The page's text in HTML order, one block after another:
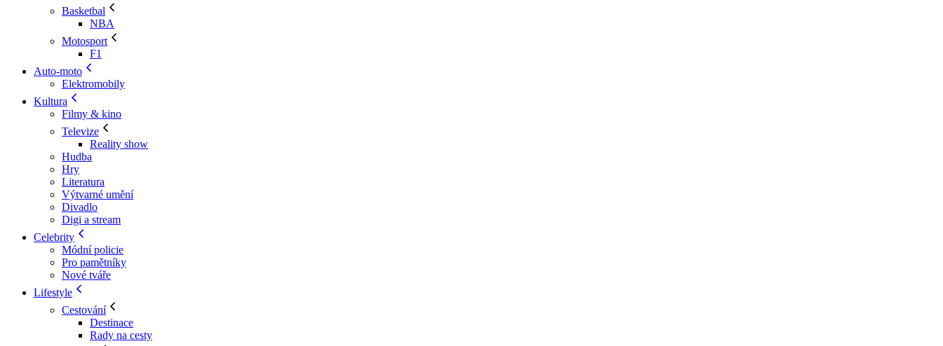
Basketbal
NBA
Motosport
F1
Auto-moto
Elektromobily
Kultura
Filmy & kino
Televize
Reality show
Hudba
Hry
Literatura
Výtvarné umění
Divadlo
Digi a stream
Celebrity
Módní policie
Pro pamětníky
Nové tváře
Lifestyle
Cestování
Destinace
Rady na cesty